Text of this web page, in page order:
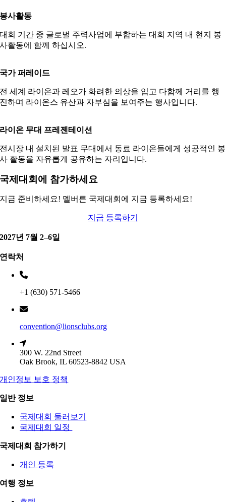
봉사활동
대회 기간 중 글로벌 주력사업에 부합하는 대회 지역 내 현지 봉
사활동에 함께 하십시오.
국가 퍼레이드
전 세계 라이온과 레오가 화려한 의상을 입고 다함께 거리를 행
진하며 라이온스 유산과 자부심을 보여주는 행사입니다.
라이온 무대 프레젠테이션
전시장 내 설치된 발표 무대에서 동료 라이온들에게 성공적인 봉
사 활동을 자유롭게 공유하는 자리입니다.
국제대회에 참가하세요
지금 준비하세요! 멜버른 국제대회에 지금 등록하세요!
지금 등록하기
2027년 7월 2–6일
연락처
+1 (630) 571-5466
convention@lionsclubs.org
300 W. 22nd Street
Oak Brook, IL 60523-8842 USA
개인정보 보호 정책
일반 정보
국제대회 둘러보기
국제대회 일정
국제대회 참가하기
개인 등록
여행 정보